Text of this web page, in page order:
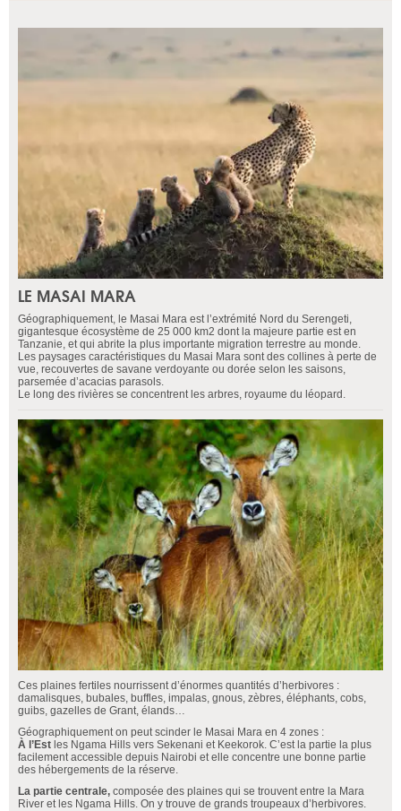
LE MASAI MARA
Géographiquement, le Masai Mara est l’extrémité Nord du Serengeti,
gigantesque écosystème de 25 000 km2 dont la majeure partie est en
Tanzanie, et qui abrite la plus importante migration terrestre au monde.
Les paysages caractéristiques du Masai Mara sont des collines à perte de
vue, recouvertes de savane verdoyante ou dorée selon les saisons,
parsemée d’acacias parasols.
Le long des rivières se concentrent les arbres, royaume du léopard.
Ces plaines fertiles nourrissent d’énormes quantités d’herbivores :
damalisques, bubales, buffles, impalas, gnous, zèbres, éléphants, cobs,
guibs, gazelles de Grant, élands…
Géographiquement on peut scinder le Masai Mara en 4 zones :
À l’Est les Ngama Hills vers Sekenani et Keekorok. C’est la partie la plus
facilement accessible depuis Nairobi et elle concentre une bonne partie
des hébergements de la réserve.
La partie centrale, composée des plaines qui se trouvent entre la Mara
River et les Ngama Hills. On y trouve de grands troupeaux d’herbivores.